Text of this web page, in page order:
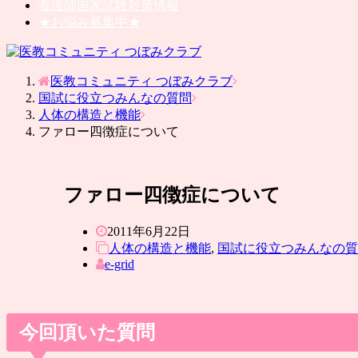
医教コミュニティ つぼみクラブ
国試に役立つみんなの質問
人体の構造と機能
ファロー四徴症について
ファロー四徴症について
2011年6月22日
人体の構造と機能, 国試に役立つみんなの
e-grid
今回頂いた質問